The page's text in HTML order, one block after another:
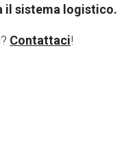
il sistema logistico.
Contattaci!